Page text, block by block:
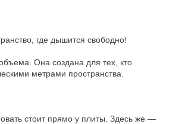
где дышится свободно!
Она создана для тех, кто
метрами пространства.
стоит прямо у плиты. Здесь же —